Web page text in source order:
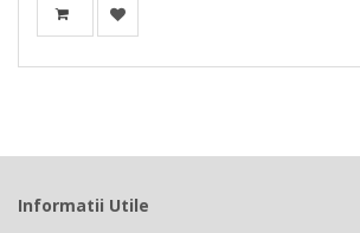
Informatii Utile